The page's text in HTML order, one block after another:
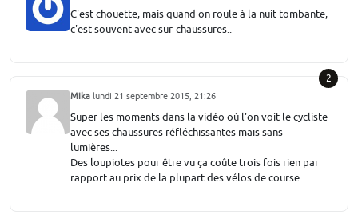
C'est chouette, mais quand on roule à la nuit tombante,
c'est souvent avec sur-chaussures..
2
Mika lundi 21 septembre 2015, 21:26
Super les moments dans la vidéo où l'on voit le cycliste
avec ses chaussures réfléchissantes mais sans
lumières...
Des loupiotes pour être vu ça coûte trois fois rien par
rapport au prix de la plupart des vélos de course...